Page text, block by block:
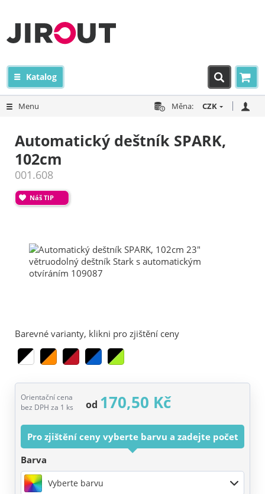
Katalog
Menu Měna: CZK
Automatický deštník SPARK,
102cm
001.608
Náš TIP
Barevné varianty, klikni pro zjištění ceny
Orientační cena
bez DPH za 1 ks
od 170,50 Kč
Pro zjištění ceny vyberte barvu a zadejte počet
Barva
Vyberte barvu